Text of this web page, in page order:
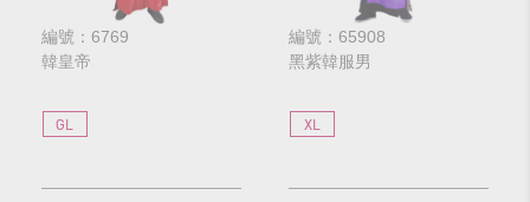
編號：6769
韓皇帝
GL
編號：65908
黑紫韓服男
XL